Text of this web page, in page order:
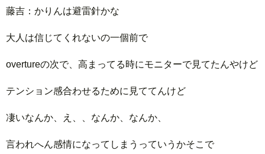
藤吉：かりんは避雷針かな
大人は信じてくれないの一個前で
overtureの次で、高まってる時にモニターで見てたんやけど
テンション感合わせるために見ててんけど
凄いなんか、え、、なんか、なんか、
言われへん感情になってしまうっていうかそこで